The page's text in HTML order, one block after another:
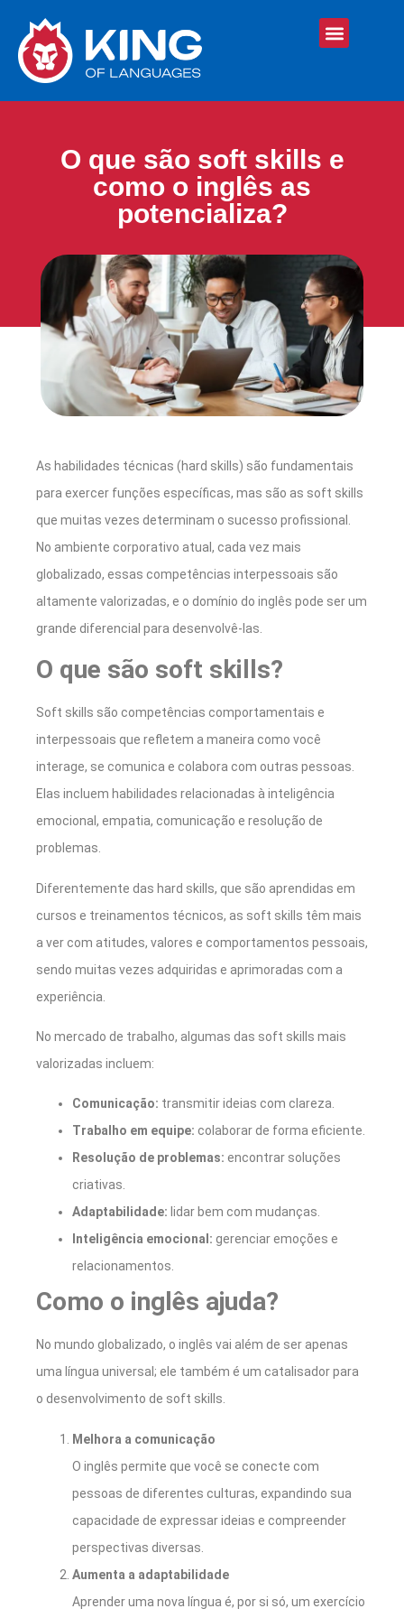
O que são soft skills e
como o inglês as
potencializa?
As habilidades técnicas (hard skills) são fundamentais
para exercer funções específicas, mas são as soft skills
que muitas vezes determinam o sucesso profissional.
No ambiente corporativo atual, cada vez mais
globalizado, essas competências interpessoais são
altamente valorizadas, e o domínio do inglês pode ser um
grande diferencial para desenvolvê-las.
O que são soft skills?
Soft skills são competências comportamentais e
interpessoais que refletem a maneira como você
interage, se comunica e colabora com outras pessoas.
Elas incluem habilidades relacionadas à inteligência
emocional, empatia, comunicação e resolução de
problemas.
Diferentemente das hard skills, que são aprendidas em
cursos e treinamentos técnicos, as soft skills têm mais
a ver com atitudes, valores e comportamentos pessoais,
sendo muitas vezes adquiridas e aprimoradas com a
experiência.
No mercado de trabalho, algumas das soft skills mais
valorizadas incluem:
Comunicação: transmitir ideias com clareza.
Trabalho em equipe: colaborar de forma eficiente.
Resolução de problemas: encontrar soluções
criativas.
Adaptabilidade: lidar bem com mudanças.
Inteligência emocional: gerenciar emoções e
relacionamentos.
Como o inglês ajuda?
No mundo globalizado, o inglês vai além de ser apenas
uma língua universal; ele também é um catalisador para
o desenvolvimento de soft skills.
Melhora a comunicação
O inglês permite que você se conecte com
pessoas de diferentes culturas, expandindo sua
capacidade de expressar ideias e compreender
perspectivas diversas.
Aumenta a adaptabilidade
Aprender uma nova língua é, por si só, um exercício